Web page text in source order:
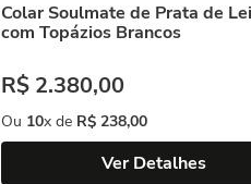
Colar Soulmate de Prata de
com Topázios Brancos
R$ 2.380,00
Ou 10x de R$ 238,00
Ver Detalhes